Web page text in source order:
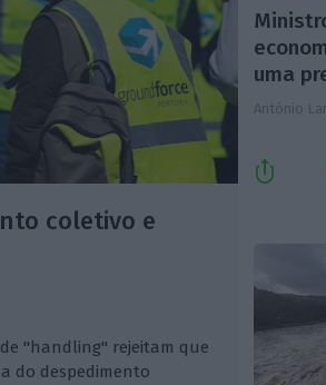
coletivo e
"handling" rejeitam que
do despedimento
uma
António